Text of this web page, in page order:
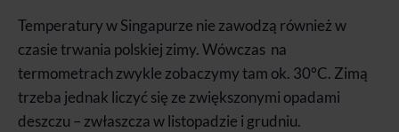
Temperatury w Singapurze nie zawodzą również w
czasie trwania polskiej zimy. Wówczas na
termometrach zwykle zobaczymy tam ok. 30°C. Zimą
trzeba jednak liczyć się ze zwiększonymi opadami
deszczu – zwłaszcza w listopadzie i grudniu.